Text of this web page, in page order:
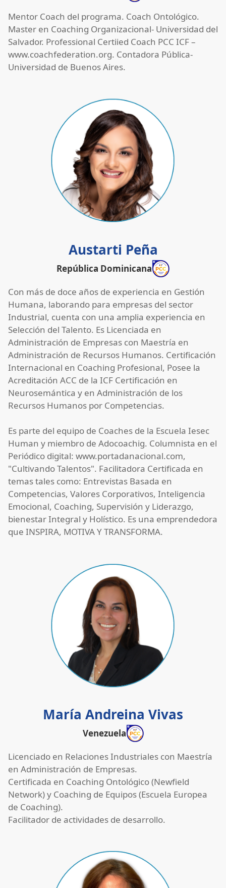
Mentor Coach del programa. Coach Ontológico.
Master en Coaching Organizacional- Universidad del
Salvador. Professional Certiied Coach PCC ICF –
www.coachfederation.org. Contadora Pública-
Universidad de Buenos Aires.
Austarti Peña
República Dominicana
Con más de doce años de experiencia en Gestión
Humana, laborando para empresas del sector
Industrial, cuenta con una amplia experiencia en
Selección del Talento. Es Licenciada en
Administración de Empresas con Maestría en
Administración de Recursos Humanos. Certificación
Internacional en Coaching Profesional, Posee la
Acreditación ACC de la ICF Certificación en
Neurosemántica y en Administración de los
Recursos Humanos por Competencias.
Es parte del equipo de Coaches de la Escuela Iesec
Human y miembro de Adocoachig. Columnista en el
Periódico digital: www.portadanacional.com,
"Cultivando Talentos". Facilitadora Certificada en
temas tales como: Entrevistas Basada en
Competencias, Valores Corporativos, Inteligencia
Emocional, Coaching, Supervisión y Liderazgo,
bienestar Integral y Holístico. Es una emprendedora
que INSPIRA, MOTIVA Y TRANSFORMA.
María Andreina Vivas
Venezuela
Licenciado en Relaciones Industriales con Maestría
en Administración de Empresas.
Certificada en Coaching Ontológico (Newfield
Network) y Coaching de Equipos (Escuela Europea
de Coaching).
Facilitador de actividades de desarrollo.